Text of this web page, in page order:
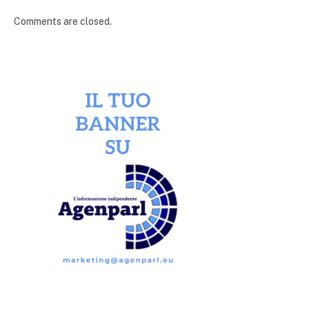
Comments are closed.